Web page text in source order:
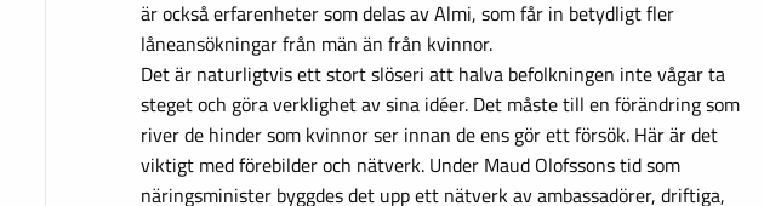
är också erfarenheter som delas av Almi, som får in betydligt fler
låneansökningar från män än från kvinnor.
Det är naturligtvis ett stort slöseri att halva befolkningen inte vågar ta
steget och göra verklighet av sina idéer. Det måste till en förändring som
river de hinder som kvinnor ser innan de ens gör ett försök. Här är det
viktigt med förebilder och nätverk. Under Maud Olofssons tid som
näringsminister byggdes det upp ett nätverk av ambassadörer, driftiga,